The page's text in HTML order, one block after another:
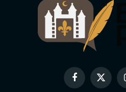
Facebook
X